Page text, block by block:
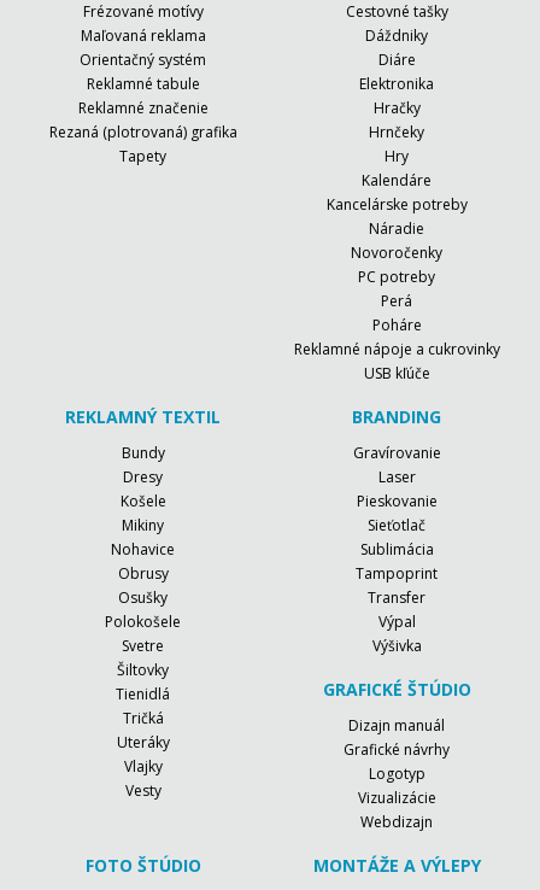
Frézované motívy
Maľovaná reklama
Orientačný systém
Reklamné tabule
Reklamné značenie
Rezaná (plotrovaná) grafika
Tapety
Cestovné tašky
Dáždniky
Diáre
Elektronika
Hračky
Hrnčeky
Hry
Kalendáre
Kancelárske potreby
Náradie
Novoročenky
PC potreby
Perá
Poháre
Reklamné nápoje a cukrovinky
USB kľúče
REKLAMNÝ TEXTIL
Bundy
Dresy
Košele
Mikiny
Nohavice
Obrusy
Osušky
Polokošele
Svetre
Šiltovky
Tienidlá
Tričká
Uteráky
Vlajky
Vesty
BRANDING
Gravírovanie
Laser
Pieskovanie
Sieťotlač
Sublimácia
Tampoprint
Transfer
Výpal
Výšivka
GRAFICKÉ ŠTÚDIO
Dizajn manuál
Grafické návrhy
Logotyp
Vizualizácie
Webdizajn
FOTO ŠTÚDIO MONTÁŽE A VÝLEPY